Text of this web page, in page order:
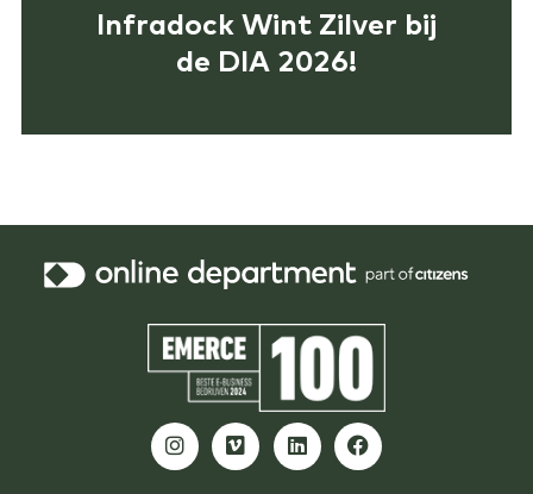
Infradock Wint Zilver bij
de DIA 2026!